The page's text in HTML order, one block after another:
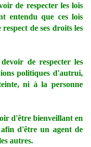
de respecter les lois
entendu que ces lois
de ses droits les
de respecter les
politiques d'autrui,
ni à la personne
d'être bienveillant en
d'être un agent de
autres.